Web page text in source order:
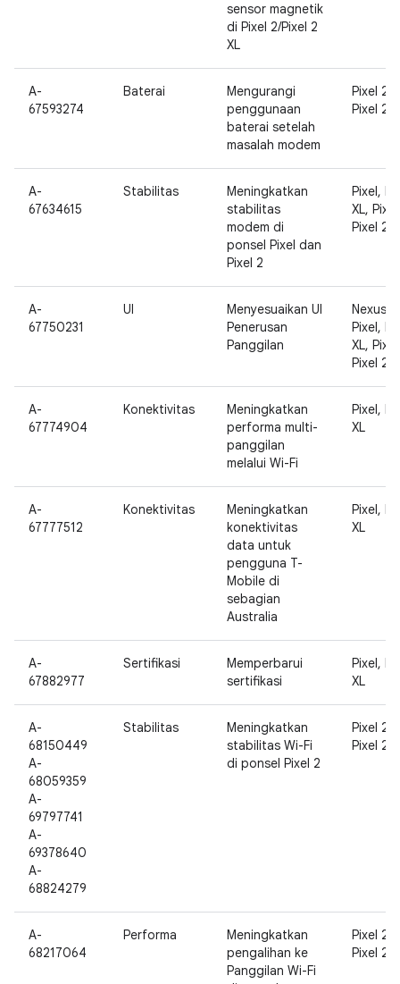
sensor magnetik
di Pixel 2/Pixel 2
XL
A-
67593274
Baterai
Mengurangi
penggunaan
baterai setelah
masalah modem
Pixel 2,
Pixel 2
A-
67634615
Stabilitas
Meningkatkan
stabilitas
modem di
ponsel Pixel dan
Pixel 2
Pixel,
XL,
Pixel 2
A-
67750231
UI
Menyesuaikan UI
Penerusan
Panggilan
Nexus
Pixel,
XL,
Pixel 2
A-
67774904
Konektivitas
Meningkatkan
performa multi-
panggilan
melalui Wi-Fi
Pixel,
XL
A-
67777512
Konektivitas
Meningkatkan
konektivitas
data untuk
pengguna T-
Mobile di
sebagian
Australia
Pixel,
XL
A-
67882977
Sertifikasi
Memperbarui
sertifikasi
Pixel,
XL
A-
68150449
A-
68059359
A-
69797741
A-
69378640
A-
68824279
Stabilitas
Meningkatkan
stabilitas Wi-Fi
di ponsel Pixel 2
Pixel 2,
Pixel 2
A-
68217064
Performa
Meningkatkan
pengalihan ke
Panggilan Wi-Fi
Pixel 2,
Pixel 2